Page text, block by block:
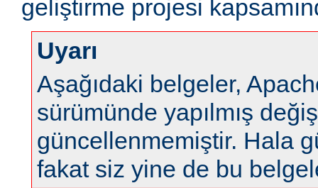
geliştirme projesi
Uyarı
Aşağıdaki belgeler,
sürümünde yapılmış
güncellenmemiştir. Hala
fakat siz yine de bu